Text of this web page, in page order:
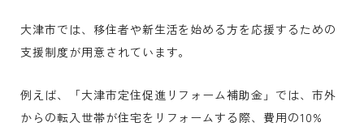
大津市では、移住者や新生活を始める方を応援するための
支援制度が用意されています。
例えば、「大津市定住促進リフォーム補助金」では、市外
からの転入世帯が住宅をリフォームする際、費用の10%